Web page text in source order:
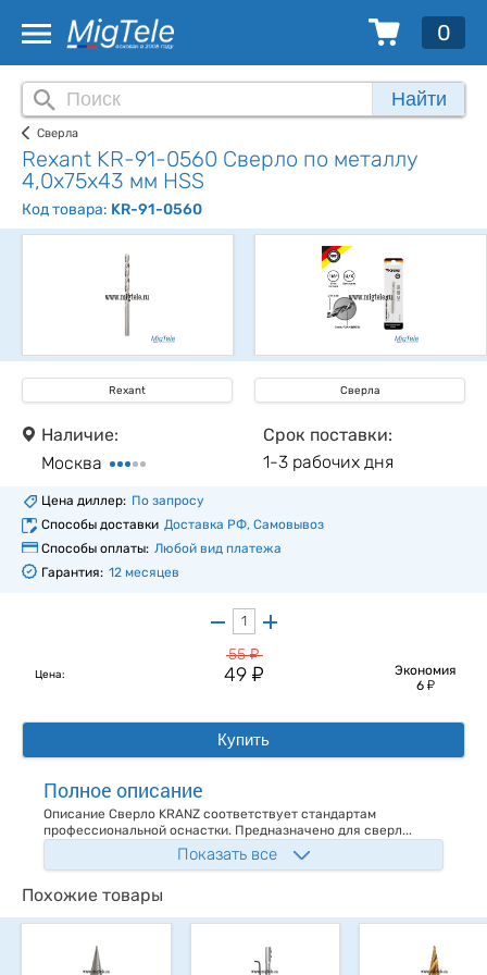
0
Найти
Сверла
Rexant KR-91-0560 Сверло по металлу
4,0х75х43 мм HSS
Код товара: KR-91-0560
Rexant Сверла
Наличие:
Москва
Срок поставки:
1-3 рабочих дня
Цена диллер: По запросу
Способы доставки Доставка РФ, Самовывоз
Способы оплаты: Любой вид платежа
Гарантия: 12 месяцев
Цена:
55у
49 у
Экономия
6 у
Купить
Полное описание
Описание Сверло KRANZ соответствует стандартам
профессиональной оснастки. Предназначено для сверл...
Показать все
Похожие товары